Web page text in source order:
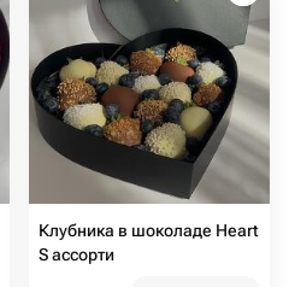
Клубника в шоколаде Heart
S ассорти